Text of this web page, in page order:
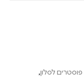
פוסטרים לסלון,